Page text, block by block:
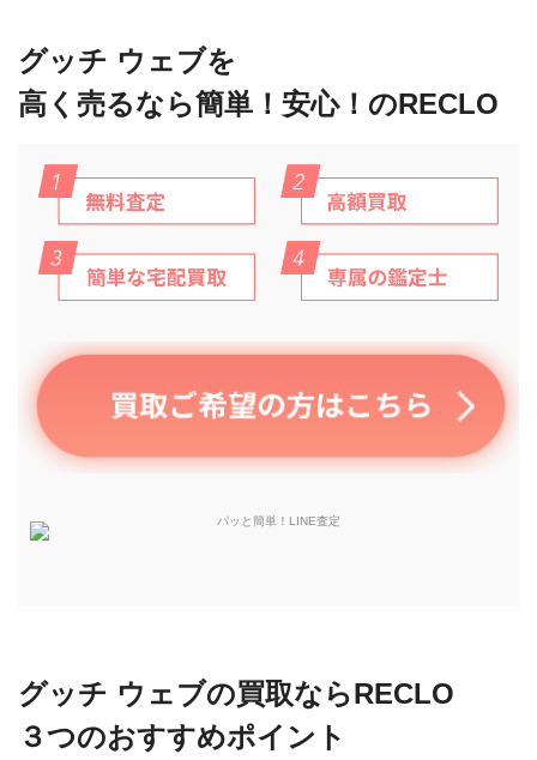
グッチ ウェブを
高く売るなら簡単！安心！のRECLO
グッチ ウェブの買取ならRECLO
３つのおすすめポイント